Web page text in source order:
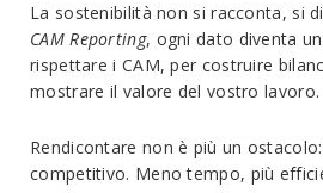
La sostenibilità non si racconta, si
CAM Reporting, ogni dato diventa
rispettare i CAM, per costruire
mostrare il valore del vostro lavoro.
Rendicontare non è più un
competitivo. Meno tempo, più